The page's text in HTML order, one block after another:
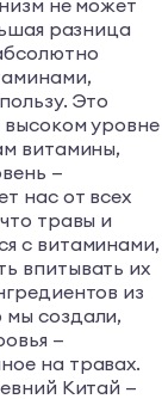
не может
разница
Это
уровне
витамины,
—
нас от всех
травы и
с витаминами,
впитывать их
из
создали,
—
на травах.
Китай —